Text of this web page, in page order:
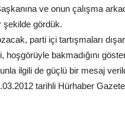
ve onun çalışma
şekilde gördük.
parti içi tartışmaları
hoşgörüyle bakmadığını
ilgili de güçlü bir mesaj
tarihli Hürhaber